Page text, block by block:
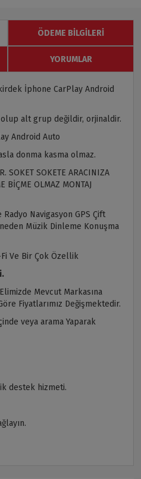
ÖDEME BILGILERI
YORUMLAR
İphone CarPlay Android
alt grup değildir, orjinaldir.
Android Auto
donma kasma olmaz.
SOKET SOKETE ARACINIZA
BİÇME OLMAZ MONTAJ
Navigasyon GPS Çift
Müzik Dinleme Konuşma
Ve Bir Çok Özellik
Mevcut Markasına
Fiyatlarımız Değişmektedir.
veya arama Yaparak
destek hizmeti.